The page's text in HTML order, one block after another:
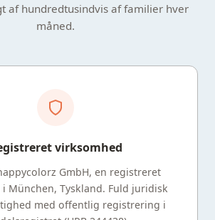
af hundredtusindvis af familier hver
måned.
virksomhed
GmbH, en registreret
München, Tyskland. Fuld juridisk
med offentlig registrering i